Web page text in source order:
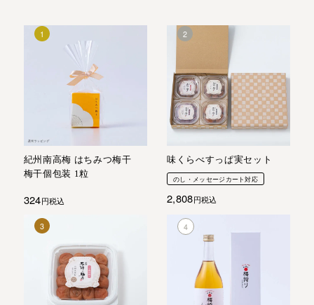
紀州南高梅 はちみつ梅干
梅干個包装 1粒
324 税込
味くらべすっぱ実セット
のし・メッセージカート対応
2,808 税込